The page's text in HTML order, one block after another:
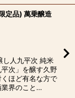
定品) 萬乗醸造
人九平次 純米
次」を醸す久野
ほど有名な方で
業界のこと…